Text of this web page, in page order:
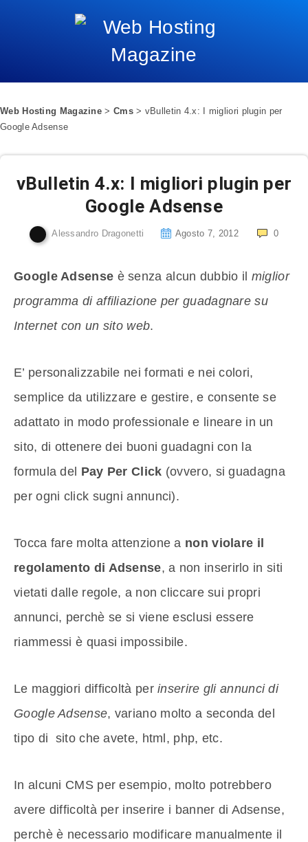
Web Hosting Magazine > Cms> vBulletin 4.x: I migliori plugin per
Google Adsense
vBulletin 4.x: I migliori plugin per
Google Adsense
Alessandro Dragonetti Agosto 7, 2012 0
Google Adsense è senza alcun dubbio il miglior
programma di affiliazione per guadagnare su
Internet con un sito web.
E’ personalizzabile nei formati e nei colori,
semplice da utilizzare e gestire, e consente se
adattato in modo professionale e lineare in un
sito, di ottenere dei buoni guadagni con la
formula del Pay Per Click (ovvero, si guadagna
per ogni click sugni annunci).
Tocca fare molta attenzione a non violare il
regolamento di Adsense, a non inserirlo in siti
vietati dalle regole, a non cliccare sui propri
annunci, perchè se si viene esclusi essere
riammessi è quasi impossibile.
Le maggiori difficoltà perinserire gli annunci di
Google Adsense, variano molto a seconda del
tipo di sito che avete, html, php, etc.
In alcuni CMS per esempio, molto potrebbero
avere difficoltà per inserire i banner di Adsense,
perchè è necessario modificare manualmente il